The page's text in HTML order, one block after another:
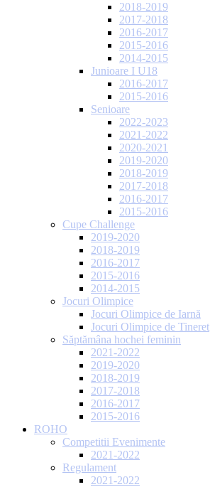
2018-2019
2017-2018
2016-2017
2015-2016
2014-2015
Junioare I U18
2016-2017
2015-2016
Senioare
2022-2023
2021-2022
2020-2021
2019-2020
2018-2019
2017-2018
2016-2017
2015-2016
Cupe Challenge
2019-2020
2018-2019
2016-2017
2015-2016
2014-2015
Jocuri Olimpice
Jocuri Olimpice de Iarnă
Jocuri Olimpice de Tineret
Săptămâna hochei feminin
2021-2022
2019-2020
2018-2019
2017-2018
2016-2017
2015-2016
ROHO
Competitii Evenimente
2021-2022
Regulament
2021-2022